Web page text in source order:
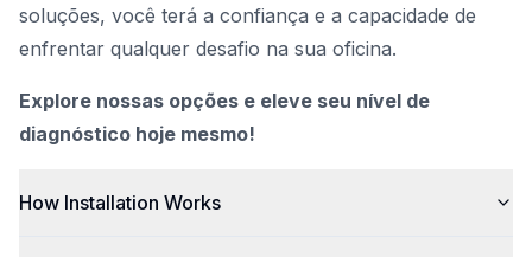
soluções, você terá a confiança e a capacidade de
enfrentar qualquer desafio na sua oficina.
Explore nossas opções e eleve seu nível de
diagnóstico hoje mesmo!
How Installation Works